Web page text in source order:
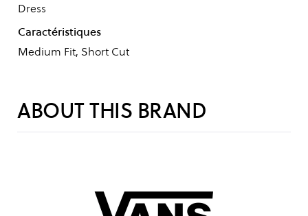
Dress
Caractéristiques
Medium Fit, Short Cut
ABOUT THIS BRAND